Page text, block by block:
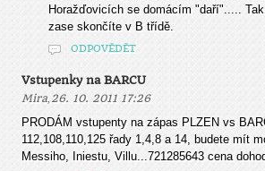
Horažďovicích se domácím "daří".....
zase skončíte v B třídě.
ODPOVĚDĚT
Vstupenky na BARCU
Mira, 26. 10. 2011 17:26
PRODÁM vstupenty na zápas PLZEN vs
112,108,110,125 řady 1,4,8 a 14, budete mít
Messiho, Iniestu, Villu...721285643 cena